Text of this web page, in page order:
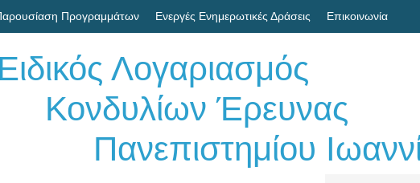
Προγραμμάτων Ενεργές Ενημερωτικές Δράσεις Επικοινωνία
Ειδικός Λογαριασμός
Κονδυλίων Έρευνας
Πανεπιστημίου